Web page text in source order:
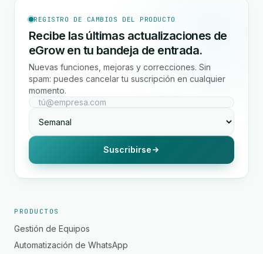
REGISTRO DE CAMBIOS DEL PRODUCTO
Recibe las últimas actualizaciones de
eGrow en tu bandeja de entrada.
Nuevas funciones, mejoras y correcciones. Sin
spam: puedes cancelar tu suscripción en cualquier
momento.
Suscribirse
PRODUCTOS
Gestión de Equipos
Automatización de WhatsApp